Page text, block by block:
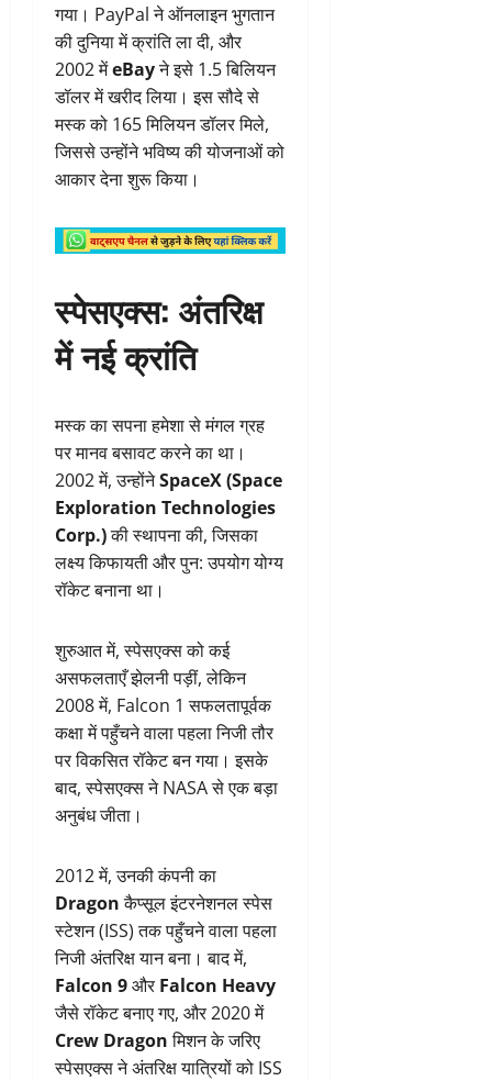
गया। PayPal ने ऑनलाइन भुगतान
की दुनिया में क्रांति ला दी, और
2002 मेंeBayने इसे 1.5 बिलियन
डॉलर में खरीद लिया। इस सौदे से
मस्क को 165 मिलियन डॉलर मिले,
जिससे उन्होंने भविष्य की योजनाओं को
आकार देना शुरू किया।
स्पेसएक्स: अंतरिक्ष
में नई क्रांति
मस्क का सपना हमेशा से मंगल ग्रह
पर मानव बसावट करने का था।
2002 में, उन्होंनेSpaceX (Space
Exploration Technologies
Corp.)की स्थापना की, जिसका
लक्ष्य किफायती और पुन: उपयोग योग्य
रॉकेट बनाना था।
शुरुआत में, स्पेसएक्स को कई
असफलताएँ झेलनी पड़ीं, लेकिन
2008 में, Falcon 1 सफलतापूर्वक
कक्षा में पहुँचने वाला पहला निजी तौर
पर विकसित रॉकेट बन गया। इसके
बाद, स्पेसएक्स ने NASA से एक बड़ा
अनुबंध जीता।
2012 में, उनकी कंपनी का
Dragonकैप्सूल इंटरनेशनल स्पेस
स्टेशन (ISS) तक पहुँचने वाला पहला
निजी अंतरिक्ष यान बना। बाद में,
Falcon 9और Falcon Heavy
जैसे रॉकेट बनाए गए, और 2020 में
Crew Dragonमिशन के जरिए
स्पेसएक्स ने अंतरिक्ष यात्रियों को ISS